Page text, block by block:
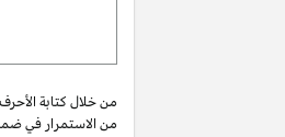
من خلال كتابة
من الاستمرار في